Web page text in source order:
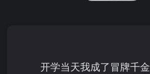
开学当天我成了冒牌千金